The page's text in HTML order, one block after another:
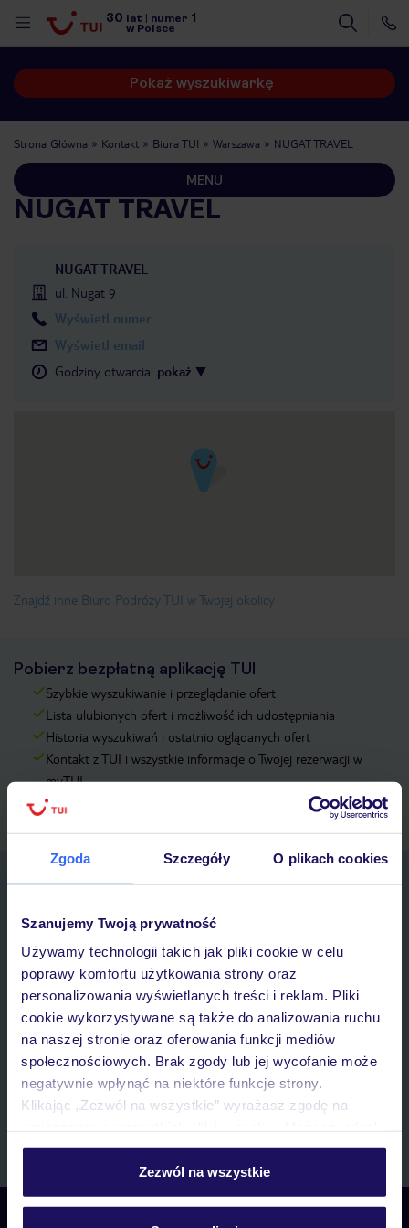
Zgoda Szczegóły O plikach cookies
Szanujemy Twoją prywatność
Używamy technologii takich jak pliki cookie w celu
poprawy komfortu użytkowania strony oraz
personalizowania wyświetlanych treści i reklam. Pliki
cookie wykorzystywane są także do analizowania ruchu
na naszej stronie oraz oferowania funkcji mediów
społecznościowych. Brak zgody lub jej wycofanie może
negatywnie wpłynąć na niektóre funkcje strony.
Klikając „Zezwól na wszystkie” wyrażasz zgodę na
personalizować swój wybór wchodząc w zakładkę
Szczegółowe informacje o plikach cookie znajdziesz
Zezwól na wszystkie
30 lat numer 1
w Polsce
Pokaż wyszukiwarkę
Strona Główna Kontakt Biura TUI Warszawa NUGAT TRAVEL
MENU
NUGAT TRAVEL
NUGAT TRAVEL
ul. Nugat 9
Wyświetl numer
Wyświetl email
Godziny otwarcia: pokaż
Znajdź inne Biuro Podróży TUI w Twojej okolicy
Pobierz bezpłatną aplikację TUI
Szybkie wyszukiwanie i przeglądanie ofert
Lista ulubionych ofert i możliwość ich udostępniania
Historia wyszukiwań i ostatnio oglądanych ofert
Kontakt z TUI i wszystkie informacje o Twojej rezerwacji w
myTUI
Zapisz się do newslettera
Wyrażam zgodę na przetwarzanie danych osobowych przez TUI
Poland Sp. z o.o. i TUI Poland Dystrybucja Sp. z o.o. w celach
marketingowych, w zakresie oraz celu wskazanym w„Informacji o
przetwarzaniu danych osobowych” , poprzez elektroniczną formę
komunikacji (e-mail), także z użyciem tzw. automatycznych
systemów wywołujących.
Skontaktuj się z nami